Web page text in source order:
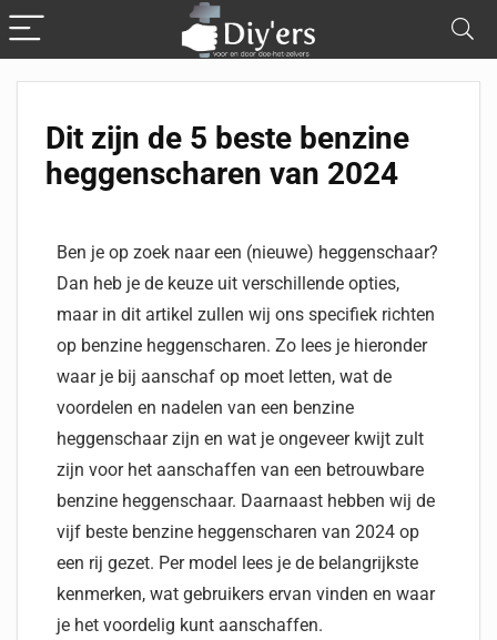
Dit zijn de 5 beste benzine
heggenscharen van 2024
Ben je op zoek naar een (nieuwe) heggenschaar?
Dan heb je de keuze uit verschillende opties,
maar in dit artikel zullen wij ons specifiek richten
op benzine heggenscharen. Zo lees je hieronder
waar je bij aanschaf op moet letten, wat de
voordelen en nadelen van een benzine
heggenschaar zijn en wat je ongeveer kwijt zult
zijn voor het aanschaffen van een betrouwbare
benzine heggenschaar. Daarnaast hebben wij de
vijf beste benzine heggenscharen van 2024 op
een rij gezet. Per model lees je de belangrijkste
kenmerken, wat gebruikers ervan vinden en waar
je het voordelig kunt aanschaffen.